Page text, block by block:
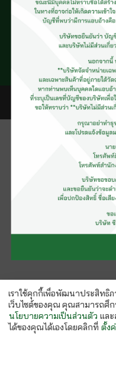
© CAS
นโยบายคุ้มครองข้อมูลส่วนบุ
เราใช้คุกกี้เพื่อพัฒนาประสิทธิ
เว็บไซต์ของคุณ คุณสามารถศึก
นโยบายความเป็นส่วนตัว และ
ได้ของคุณได้เองโดยคลิกที่ ตั้ง